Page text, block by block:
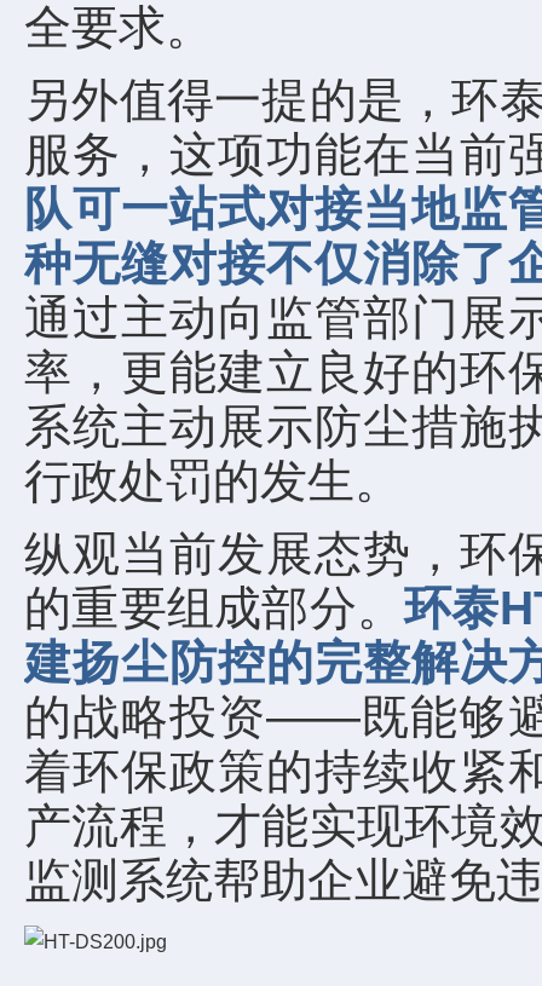
全要求。
另外值得一提的是，环
服务，这项功能在当前
队可一站式对接当地监
种无缝对接不仅消除了
通过主动向监管部门展
率，更能建立良好的环
系统主动展示防尘措施
行政处罚的发生。
纵观当前发展态势，环
的重要组成部分。环泰
建扬尘防控的完整解决
的战略投资——既能够
着环保政策的持续收紧
产流程，才能实现环境
监测系统帮助企业避免